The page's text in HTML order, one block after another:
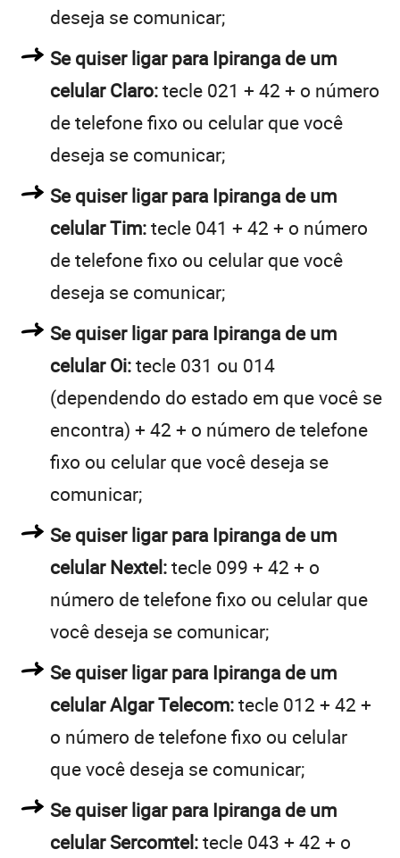
deseja se comunicar;
Se quiser ligar para Ipiranga de um
celular Claro:tecle 021 + 42 + o número
de telefone fixo ou celular que você
deseja se comunicar;
Se quiser ligar para Ipiranga de um
celular Tim:tecle 041 + 42 + o número
de telefone fixo ou celular que você
deseja se comunicar;
Se quiser ligar para Ipiranga de um
celular Oi:tecle 031 ou 014
(dependendo do estado em que você se
encontra) + 42 + o número de telefone
fixo ou celular que você deseja se
comunicar;
Se quiser ligar para Ipiranga de um
celular Nextel:tecle 099 + 42 + o
número de telefone fixo ou celular que
você deseja se comunicar;
Se quiser ligar para Ipiranga de um
celular Algar Telecom:tecle 012 + 42 +
o número de telefone fixo ou celular
que você deseja se comunicar;
Se quiser ligar para Ipiranga de um
celular Sercomtel:tecle 043 + 42 + o